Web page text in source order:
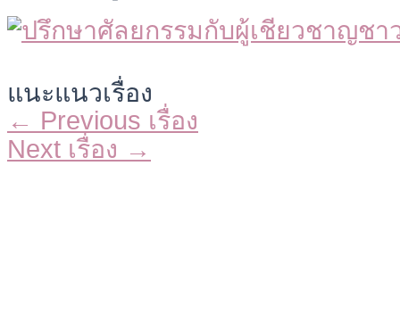
แนะแนวเรื่อง
← Previous เรื่อง
Next เรื่อง →